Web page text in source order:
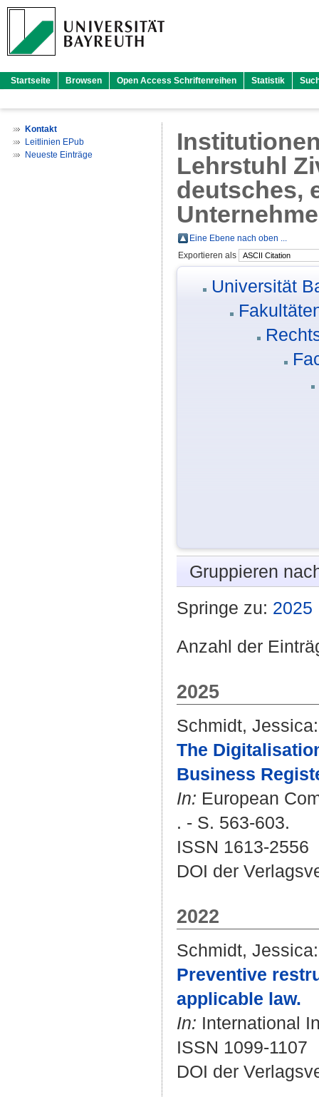
Startseite Browsen Open Access Schriftenreihen Statistik
Kontakt
Leitlinien EPub
Neueste Einträge
Lehrstuhl
deutsches,
Eine Ebene nach oben ...
Exportieren als
Universität
Gruppieren
Springe zu: 2025
Anzahl der
2025
Schmidt, Jessica:
The
Business
In: European
. - S. 563-603.
ISSN 1613-2556
DOI der
2022
Schmidt, Jessica:
Preventive
applicable law.
In: International
ISSN 1099-1107
DOI der